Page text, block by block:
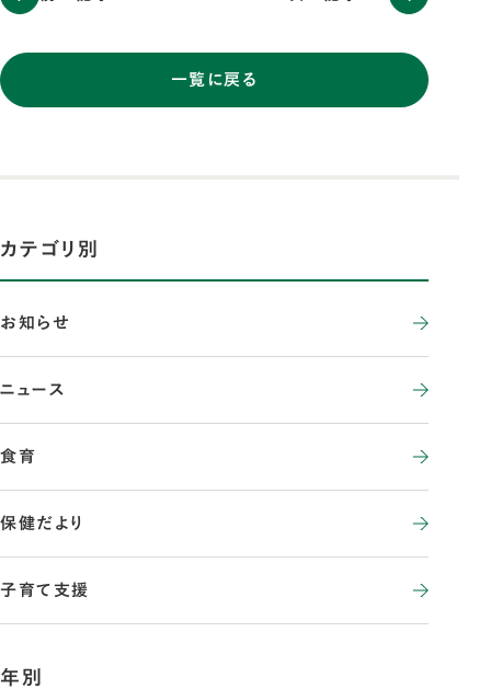
一覧に戻る
カテゴリ別
お知らせ
ニュース
食育
保健だより
子育て支援
年別